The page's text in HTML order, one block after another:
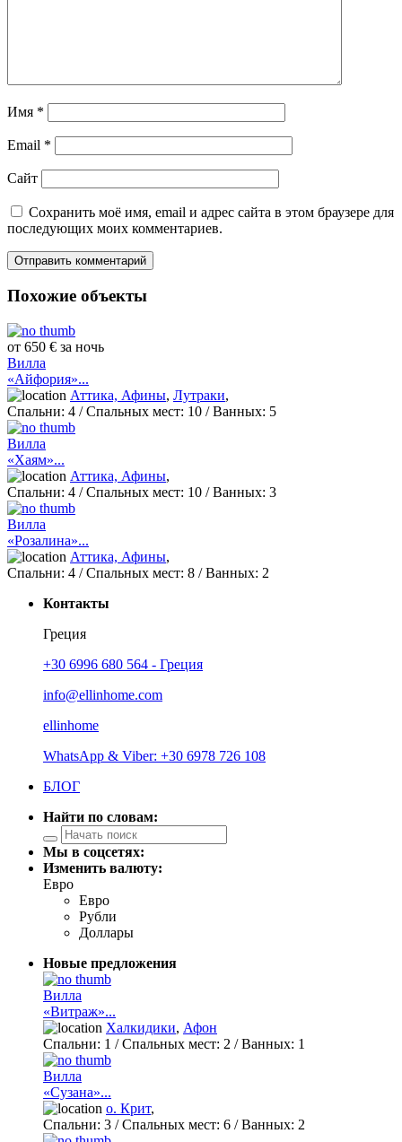
Имя *
Email *
Сайт
Сохранить моё имя, email и адрес сайта в этом браузере для
последующих моих комментариев.
Похожие объекты
от 650 € за ночь
Вилла
«Айфория»...
Аттика, Афины, Лутраки,
Спальни: 4 / Спальных мест: 10 /Ванных: 5
Вилла
«Хаям»...
Аттика, Афины,
Спальни: 4 / Спальных мест: 10 /Ванных: 3
Вилла
«Розалина»...
Аттика, Афины,
Спальни: 4 / Спальных мест: 8 /Ванных: 2
Контакты
Греция
+30 6996 680 564 - Греция
info@ellinhome.com
ellinhome
WhatsApp & Viber: +30 6978 726 108
БЛОГ
Найти по словам:
Мы в соцсетях:
Изменить валюту:
Евро
Евро
Рубли
Доллары
Новые предложения
Вилла
«Витраж»...
Халкидики, Афон
Спальни: 1 / Спальных мест: 2 /Ванных: 1
Вилла
«Сузана»...
о. Крит,
Спальни: 3 / Спальных мест: 6 /Ванных: 2